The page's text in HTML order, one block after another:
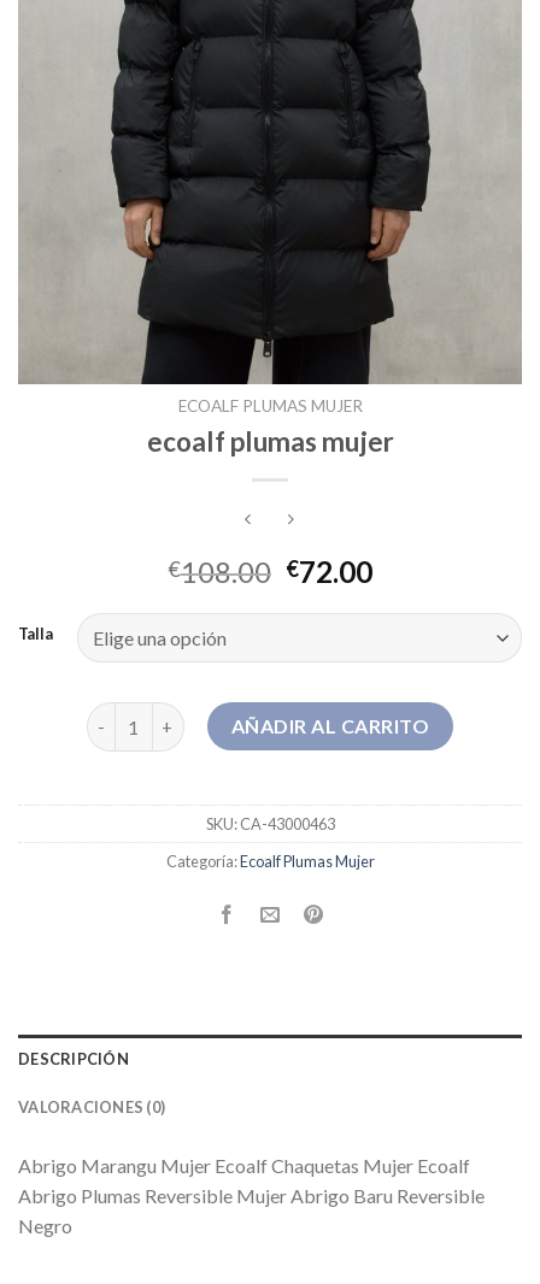
ECOALF PLUMAS MUJER
ecoalf plumas mujer
€108.00 €72.00
Talla
ecoalf plumas mujer cantidadAÑADIR AL CARRITO
SKU:CA-43000463
Categoría:Ecoalf Plumas Mujer
DESCRIPCIÓN
VALORACIONES (0)
Abrigo Marangu Mujer Ecoalf Chaquetas Mujer Ecoalf
Abrigo Plumas Reversible Mujer Abrigo Baru Reversible
Negro